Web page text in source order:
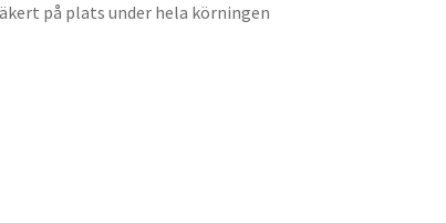
på plats under hela körningen